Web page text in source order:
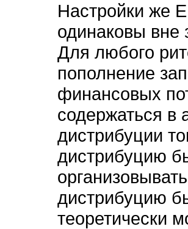
Настройки же
одинаковы вне
Для любого
пополнение
финансовых
содержаться в
дистрибуции
дистрибуцию
дистрибуцию
теоретически